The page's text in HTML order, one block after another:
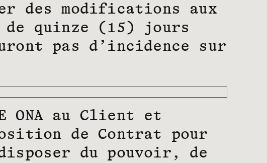
des modifications aux
de quinze (15) jours
pas d’incidence sur
ONA au Client et
de Contrat pour
du pouvoir, de